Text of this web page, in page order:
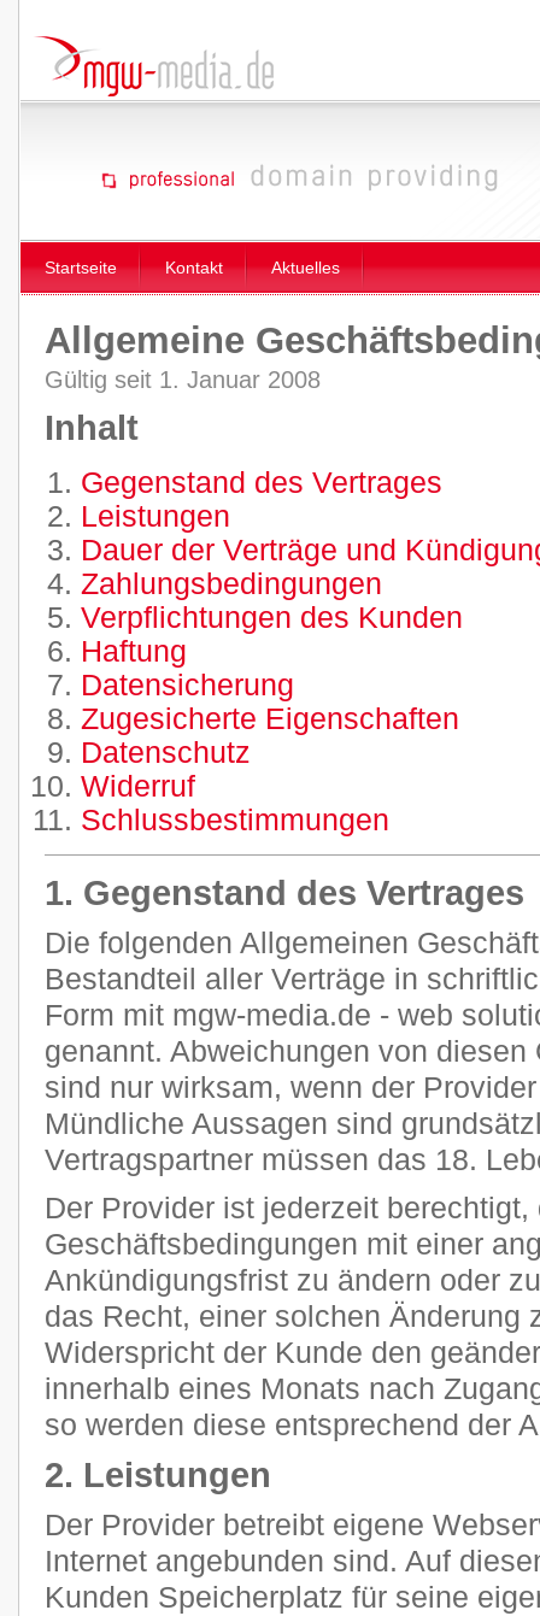
Startseite Kontakt Aktuelles
Allgemeine
Gültig seit 1. Januar 2008
Inhalt
Gegenstand des Vertrages
Leistungen
Dauer der Verträge und
Zahlungsbedingungen
Verpflichtungen des Kunden
Haftung
Datensicherung
Zugesicherte Eigenschaften
Datenschutz
Widerruf
Schlussbestimmungen
1. Gegenstand des Vertrages
Die folgenden Allgemeinen
Bestandteil aller Verträge in
Form mit mgw-media.de - web
genannt. Abweichungen von
sind nur wirksam, wenn der
Mündliche Aussagen sind
Vertragspartner müssen das 18.
Der Provider ist jederzeit
Geschäftsbedingungen mit einer
Ankündigungsfrist zu ändern oder
das Recht, einer solchen Änderung
Widerspricht der Kunde den
innerhalb eines Monats nach
so werden diese entsprechend der
2. Leistungen
Der Provider betreibt eigene
Internet angebunden sind. Auf
Kunden Speicherplatz für seine